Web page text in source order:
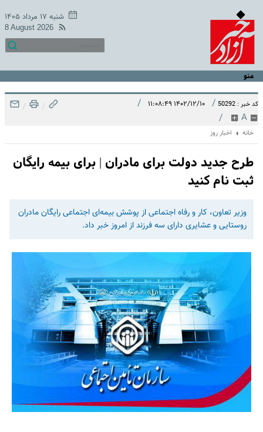
شنبه ۱۷ مرداد ۱۴۰۵
8 August 2026
منو
کد خبر : 50292 / ۱۴۰۲/۱۲/۱۰ ۱۱:۰۸:۴۹ /
A
/
/
/
خانه اخبار روز
طرح جدید دولت برای مادران | برای بیمه رایگان
ثبت نام کنید
وزیر تعاون، کار و رفاه اجتماعی از پوشش بیمه‌ای اجتماعی رایگان مادران
روستایی و عشایری دارای سه فرزند از امروز خبر داد.